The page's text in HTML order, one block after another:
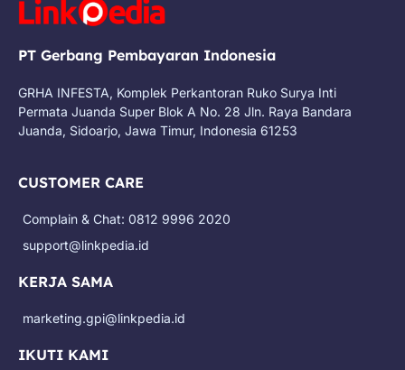
PT Gerbang Pembayaran Indonesia
GRHA INFESTA, Komplek Perkantoran Ruko Surya Inti
Permata Juanda Super Blok A No. 28 Jln. Raya Bandara
Juanda, Sidoarjo, Jawa Timur, Indonesia 61253
CUSTOMER CARE
Complain & Chat: 0812 9996 2020
support@linkpedia.id
KERJA SAMA
marketing.gpi@linkpedia.id
IKUTI KAMI